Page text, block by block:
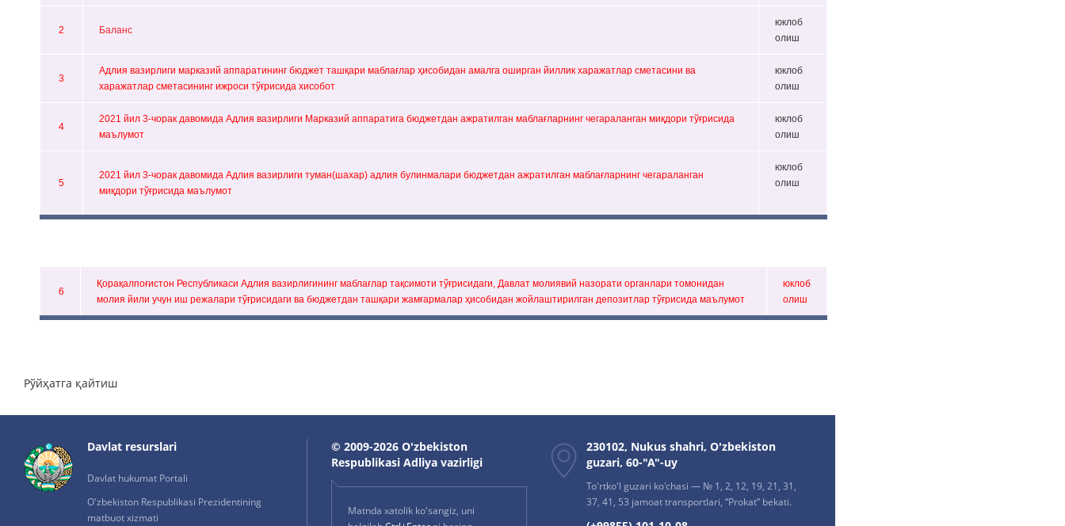
2 Баланс
юклоб
олиш
3
Адлия вазирлиги марказий аппаратининг бюджет ташқари маблағлар ҳисобидан амалга оширган йиллик харажатлар сметасини ва
харажатлар сметасининг ижроси тўғрисида хисобот
юклоб
олиш
4
2021 йил 3-чорак давомида Адлия вазирлиги Марказий аппаратига бюджетдан ажратилган маблағларнинг чегараланган миқдори тўғрисида
маълумот
юклоб
олиш
5
2021 йил 3-чорак давомида Адлия вазирлиги туман(шахар) адлия булинмалари бюджетдан ажратилган маблағларнинг чегараланган
миқдори тўғрисида маълумот
юклоб
олиш
6
Қорақалпоғистон Республикаси Адлия вазирлигининг маблағлар тақсимоти тўғрисидаги, Давлат молиявий назорати органлари томонидан
молия йили учун иш режалари тўғрисидаги ва бюджетдан ташқари жамғармалар ҳисобидан жойлаштирилган депозитлар тўғрисида маълумот
юклоб
олиш
Рўйҳатга қайтиш
Davlat resurslari
Davlat hukumat Portali
O'zbekiston Respublikasi Prezidentining
matbuot xizmati
© 2009-2026 O'zbekiston
Respublikasi Adliya vazirligi
Matnda xatolik ko'sangiz, uni
230102, Nukus shahri, O'zbekiston
guzari, 60-"A"-uy
To'rtko'l guzari ko'chasi — № 1, 2, 12, 19, 21, 31,
37, 41, 53 jamoat transportlari, “Prokat” bekati.